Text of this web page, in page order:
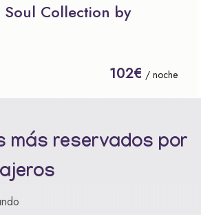
Soul Collection by
102€ / noche
más reservados por